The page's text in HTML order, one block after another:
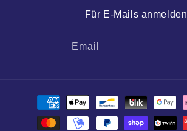
Für E-Mails anmelden
Email
Zahlungsmethoden